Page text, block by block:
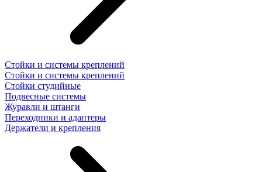
Стойки и системы креплений
Стойки и системы креплений
Стойки студийные
Подвесные системы
Журавли и штанги
Переходники и адаптеры
Держатели и крепления